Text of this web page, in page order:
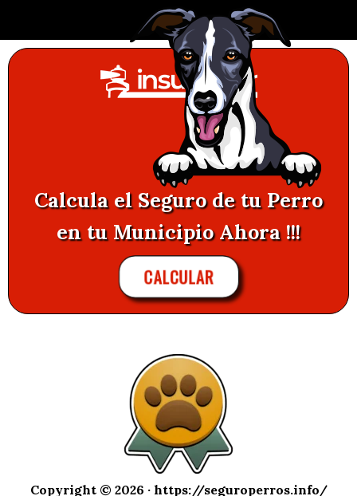
Calcula el Seguro de tu Perro
en tu Municipio Ahora !!!
CALCULAR
Copyright © 2026 · https://seguroperros.info/